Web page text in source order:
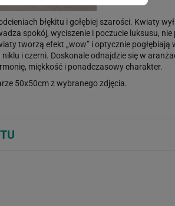
błękitu i gołębiej szarości. Kwiaty
spokój, wyciszenie i poczucie luksusu, nie
tworzą efekt „wow” i optycznie
i czerni. Doskonale odnajdzie się w
miękkość i ponadczasowy charakter.
50x50cm z wybranego zdjęcia.